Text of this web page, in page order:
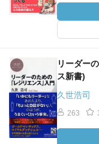
リーダー
ス新書)
久世浩司
263